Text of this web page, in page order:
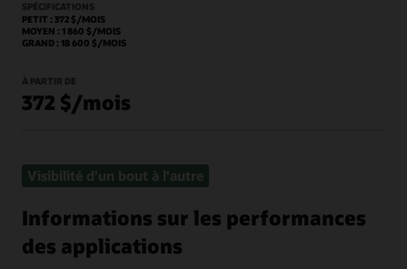
SPÉCIFICATIONS
PETIT : 372 $/MOIS
MOYEN : 1 860 $/MOIS
GRAND : 18 600 $/MOIS
À PARTIR DE
372 $/mois
Visibilité d'un bout à l'autre
Informations sur les performances
des applications